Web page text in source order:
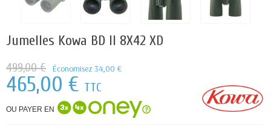
Jumelles Kowa BD II 8X42 XD
499,00 € Économisez 34,00 €
465,00 € TTC
OU PAYER EN